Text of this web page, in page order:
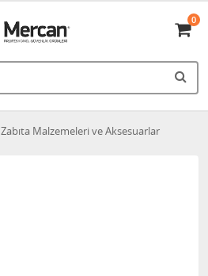
0
Zabıta Malzemeleri ve Aksesuarlar